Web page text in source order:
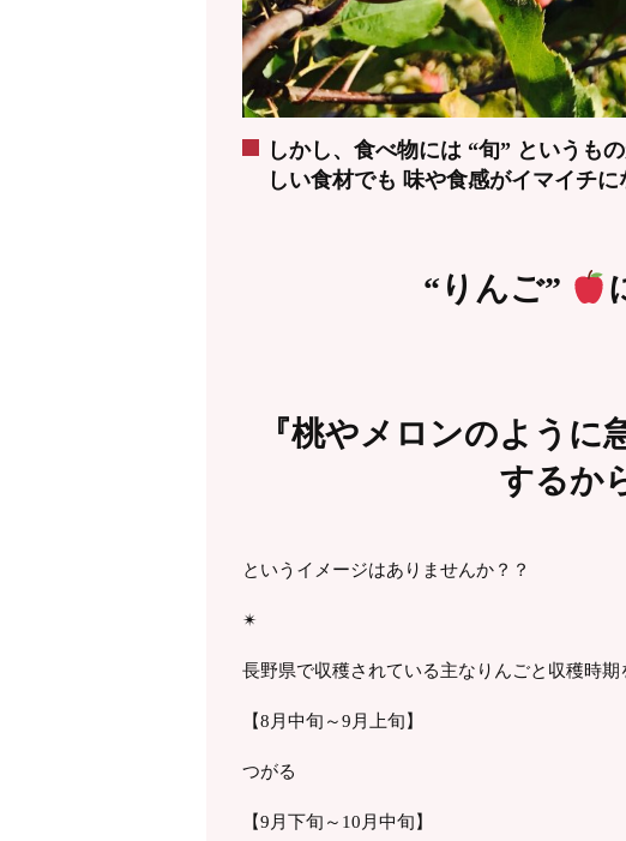
しかし、食べ物には “旬” というも
しい食材でも 味や食感がイマイチに
“りんご”
『桃やメロンのように
するか
というイメージはありませんか？？
✴︎
長野県で収穫されている主なりんごと収穫時期
【8月中旬～9月上旬】
つがる
【9月下旬～10月中旬】